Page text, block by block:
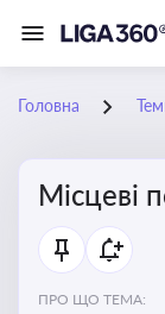
Головна
Місцеві
ПРО ЩО ТЕМА: